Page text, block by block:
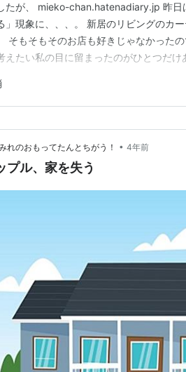
たが、 mieko-chan.hatenadiary.jp 昨日
」現象に、、、。 新居のリビングのカ
そもそもそのお店も好きじゃなかった
えたい私の目に留まったのがひとつだ
いる私たちを振り返って 「ちょっとぉ
・…
れのおもってたんとちがう！ • 4年前
プル、家を失う